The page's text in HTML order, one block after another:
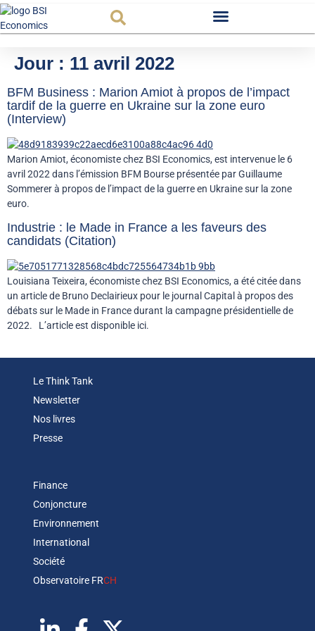
Jour : 11 avril 2022
BFM Business : Marion Amiot à propos de l’impact
tardif de la guerre en Ukraine sur la zone euro
(Interview)
Marion Amiot, économiste chez BSI Economics, est intervenue le 6
avril 2022 dans l’émission BFM Bourse présentée par Guillaume
Sommerer à propos de l’impact de la guerre en Ukraine sur la zone
euro.
Industrie : le Made in France a les faveurs des
candidats (Citation)
Louisiana Teixeira, économiste chez BSI Economics, a été citée dans
un article de Bruno Declairieux pour le journal Capital à propos des
débats sur le Made in France durant la campagne présidentielle de
2022. L’article est disponible ici.
Le Think Tank
Newsletter
Nos livres
Presse
Finance
Conjoncture
Environnement
International
Société
Observatoire FRCH